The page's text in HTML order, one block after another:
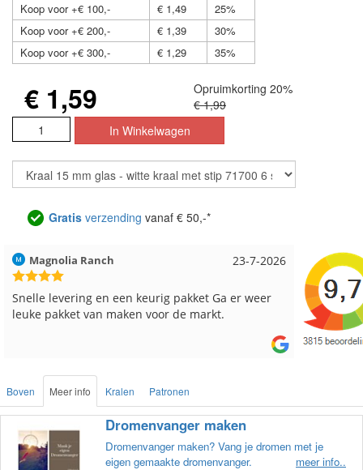
Koop voor +€ 100,-
€ 1,49
25%
Koop voor +€ 200,-
€ 1,39
30%
Koop voor +€ 300,-
€ 1,29 35%
€ 1,59
Opruimkorting 20%
€ 1,99
Gratis verzending vanaf € 50,-*
23-7-2026
Magnolia Ranch
Snelle levering en een keurig pakket Ga er weer
leuke pakket van maken voor de markt.
Hilde uit
Reeds
besteld,
Boven Meer info Kralen Patronen
Dromenvanger maken
Dromenvanger maken? Vang je dromen met je
eigen gemaakte dromenvanger.
meer info..